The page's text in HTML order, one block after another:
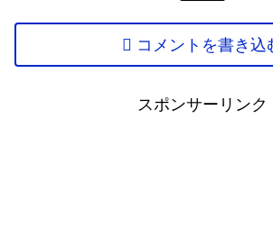
コメントを書き込
スポンサーリンク